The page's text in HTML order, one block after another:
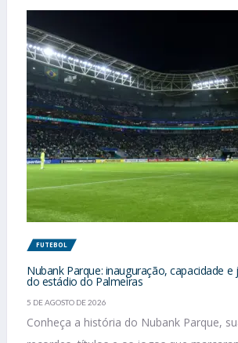
FUTEBOL
Nubank Parque: inauguração, capacidade
do estádio do Palmeiras
5 DE AGOSTO DE 2026
Conheça a história do Nubank Parque,